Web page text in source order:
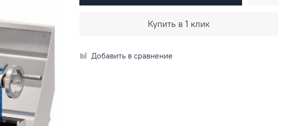
Купить в 1 клик
Добавить в сравнение